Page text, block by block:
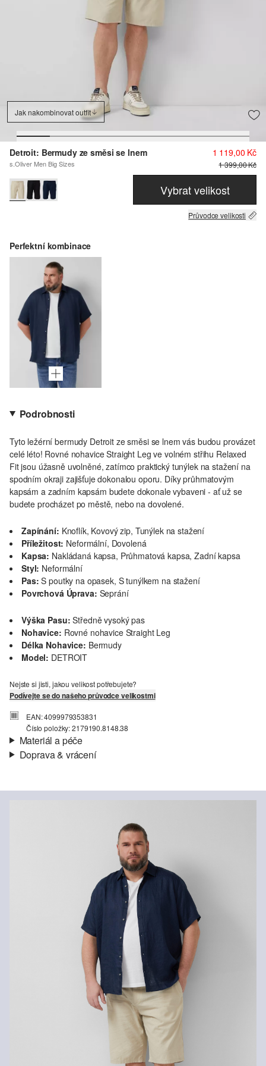
Jak nakombinovat outfit
Detroit: Bermudy ze směsi se lnem
s.Oliver Men Big Sizes
1 119,00 Kč
1 399,00 Kč
Vybrat velikost
Průvodce velikosti
Perfektní kombinace
Podrobnosti
Tyto ležérní bermudy Detroit ze směsi se lnem vás budou provázet
celé léto! Rovné nohavice Straight Leg ve volném střihu Relaxed
Fit jsou úžasně uvolněné, zatímco praktický tunýlek na stažení na
spodním okraji zajišťuje dokonalou oporu. Díky průhmatovým
kapsám a zadním kapsám budete dokonale vybaveni - ať už se
budete procházet po městě, nebo na dovolené.
Zapínání: Knoflík, Kovový zip, Tunýlek na stažení
Příležitost: Neformální, Dovolená
Kapsa: Nakládaná kapsa, Průhmatová kapsa, Zadní kapsa
Styl: Neformální
Pas: S poutky na opasek, S tunýlkem na stažení
Povrchová Úprava: Seprání
Výška Pasu: Středně vysoký pas
Nohavice: Rovné nohavice Straight Leg
Délka Nohavice: Bermudy
Model: DETROIT
Nejste si jisti, jakou velikost potřebujete?
Podívejte se do našeho průvodce velikostmi
EAN: 4099979353831
Číslo položky: 2179190.8148.38
Materiál a péče
Podšívka: Bavlněná podšívka
Nelze bělit chlórem
Nesušit v sušičce
Praní v pračce na 30 °
Žehlit při střední teplotě
Chemické čištění pomocí perchlorethylenu při šetrném
Doprava & vrácení
Vaše objednávka bude odeslána do 4-8 pracovních dnů
standardní doručení jsou 119,00 Kč .
Své zboží nám můžete bezplatně vrátit do 14 dnů.